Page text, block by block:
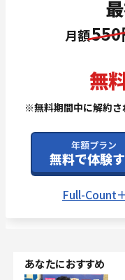
あなたにおすすめ